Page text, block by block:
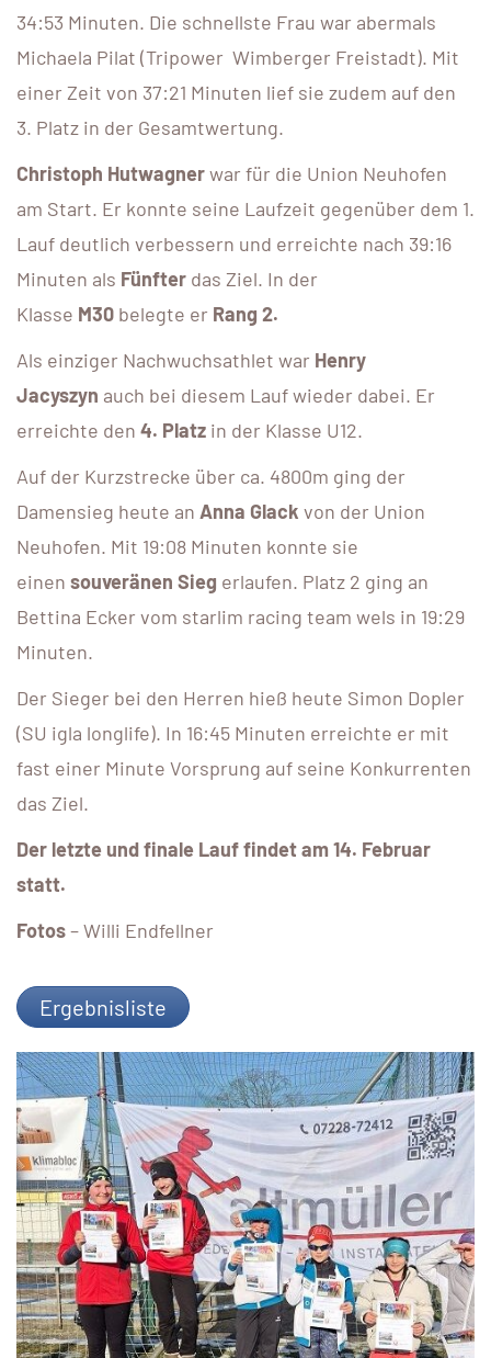
34:53 Minuten. Die schnellste Frau war abermals
Michaela Pilat (Tripower Wimberger Freistadt). Mit
einer Zeit von 37:21 Minuten lief sie zudem auf den
3. Platz in der Gesamtwertung.
Christoph Hutwagnerwar für die Union Neuhofen
am Start. Er konnte seine Laufzeit gegenüber dem 1.
Lauf deutlich verbessern und erreichte nach 39:16
Minuten als Fünfter das Ziel. In der
Klasse M30 belegte er Rang 2.
Als einziger Nachwuchsathlet war Henry
Jacyszyn auch bei diesem Lauf wieder dabei. Er
erreichte den 4. Platz in der Klasse U12.
Auf der Kurzstrecke über ca. 4800m ging der
Damensieg heute an Anna Glack von der Union
Neuhofen. Mit 19:08 Minuten konnte sie
einen souveränen Sieg erlaufen. Platz 2 ging an
Bettina Ecker vom starlim racing team wels in 19:29
Minuten.
Der Sieger bei den Herren hieß heute Simon Dopler
(SU igla longlife). In 16:45 Minuten erreichte er mit
fast einer Minute Vorsprung auf seine Konkurrenten
das Ziel.
Der letzte und finale Lauf findet am 14. Februar
statt.
Fotos– Willi Endfellner
Ergebnisliste